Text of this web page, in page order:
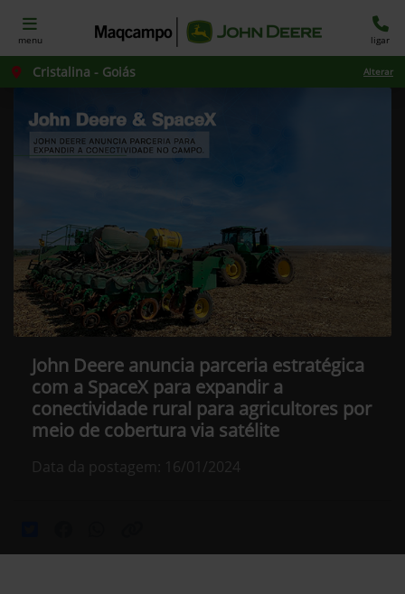
menu ligar
Cristalina - Goiás Alterar
John Deere anuncia parceria estratégica
com a SpaceX para expandir a
conectividade rural para agricultores por
meio de cobertura via satélite
Data da postagem: 16/01/2024